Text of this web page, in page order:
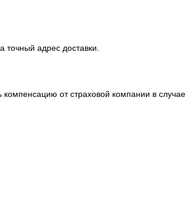
адрес доставки.
от страховой компании в